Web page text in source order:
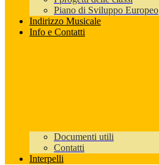
Piano di Sviluppo Europeo
Indirizzo Musicale
Info e Contatti
Documenti utili
Contatti
Interpelli